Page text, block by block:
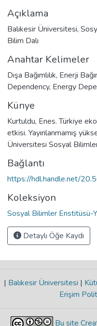
Açıklama
Balıkesir Üniversitesi,
Bilim Dalı
Anahtar Kelimeler
Dışa Bağımlılık, Enerji
Dependency, Energy
Künye
Kurtuldu, Enes. Türkiye
etkisi. Yayınlanmamış
Üniversitesi Sosyal
Bağlantı
https://hdl.handle.net/
Koleksiyon
Sosyal Bilimler Enstitüsü-
Detaylı Öğe Kaydı
| Balıkesir Üniversitesi |
Erişim
Bu site